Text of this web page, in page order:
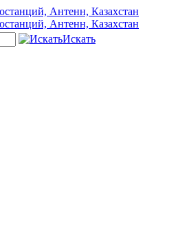
Искать